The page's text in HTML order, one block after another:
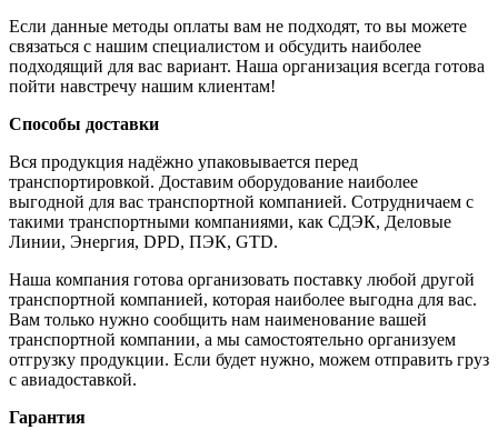
Если данные методы оплаты вам не подходят, то вы можете
связаться с нашим специалистом и обсудить наиболее
подходящий для вас вариант. Наша организация всегда готова
пойти навстречу нашим клиентам!
Способы доставки
Вся продукция надёжно упаковывается перед
транспортировкой. Доставим оборудование наиболее
выгодной для вас транспортной компанией. Сотрудничаем с
такими транспортными компаниями, как СДЭК, Деловые
Линии, Энергия, DPD, ПЭК, GTD.
Наша компания готова организовать поставку любой другой
транспортной компанией, которая наиболее выгодна для вас.
Вам только нужно сообщить нам наименование вашей
транспортной компании, а мы самостоятельно организуем
отгрузку продукции. Если будет нужно, можем отправить груз
с авиадоставкой.
Гарантия